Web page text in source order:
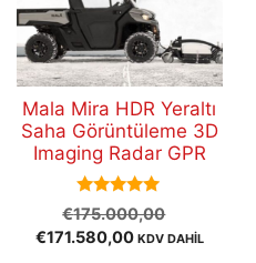
Mala Mira HDR Yeraltı
Saha Görüntüleme 3D
Imaging Radar GPR
5.00
out of 5
€175.000,00
fiyat:
€171.580,00Şu
KDV DAHİL